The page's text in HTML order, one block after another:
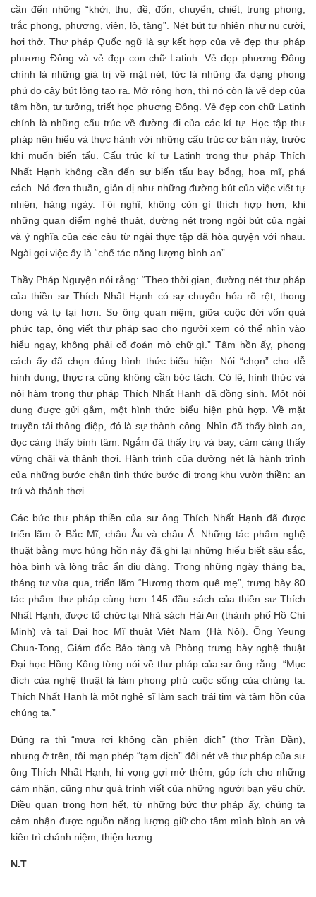
cần đến những “khởi, thu, đề, đốn, chuyển, chiết, trung phong,
trắc phong, phương, viên, lộ, tàng”. Nét bút tự nhiên như nụ cười,
hơi thở. Thư pháp Quốc ngữ là sự kết hợp của vẻ đẹp thư pháp
phương Đông và vẻ đẹp con chữ Latinh. Vẻ đẹp phương Đông
chính là những giá trị về mặt nét, tức là những đa dạng phong
phú do cây bút lông tạo ra. Mở rộng hơn, thì nó còn là vẻ đẹp của
tâm hồn, tư tưởng, triết học phương Đông. Vẻ đẹp con chữ Latinh
chính là những cấu trúc về đường đi của các kí tự. Học tập thư
pháp nên hiểu và thực hành với những cấu trúc cơ bản này, trước
khi muốn biến tấu. Cấu trúc kí tự Latinh trong thư pháp Thích
Nhất Hạnh không cần đến sự biến tấu bay bổng, hoa mĩ, phá
cách. Nó đơn thuần, giản dị như những đường bút của việc viết tự
nhiên, hàng ngày. Tôi nghĩ, không còn gì thích hợp hơn, khi
những quan điểm nghệ thuật, đường nét trong ngòi bút của ngài
và ý nghĩa của các câu từ ngài thực tập đã hòa quyện với nhau.
Ngài gọi việc ấy là “chế tác năng lượng bình an”.
Thầy Pháp Nguyện nói rằng: “Theo thời gian, đường nét thư pháp
của thiền sư Thích Nhất Hạnh có sự chuyển hóa rõ rệt, thong
dong và tự tại hơn. Sư ông quan niệm, giữa cuộc đời vốn quá
phức tạp, ông viết thư pháp sao cho người xem có thể nhìn vào
hiểu ngay, không phải cố đoán mò chữ gì.” Tâm hồn ấy, phong
cách ấy đã chọn đúng hình thức biểu hiện. Nói “chọn” cho dễ
hình dung, thực ra cũng không cần bóc tách. Có lẽ, hình thức và
nội hàm trong thư pháp Thích Nhất Hạnh đã đồng sinh. Một nội
dung được gửi gắm, một hình thức biểu hiện phù hợp. Về mặt
truyền tải thông điệp, đó là sự thành công. Nhìn đã thấy bình an,
đọc càng thấy bình tâm. Ngắm đã thấy trụ và bay, cảm càng thấy
vững chãi và thảnh thơi. Hành trình của đường nét là hành trình
của những bước chân tỉnh thức bước đi trong khu vườn thiền: an
trú và thảnh thơi.
Các bức thư pháp thiền của sư ông Thích Nhất Hạnh đã được
triển lãm ở Bắc Mĩ, châu Âu và châu Á. Những tác phẩm nghệ
thuật bằng mực hùng hồn này đã ghi lại những hiểu biết sâu sắc,
hòa bình và lòng trắc ẩn dịu dàng. Trong những ngày tháng ba,
tháng tư vừa qua, triển lãm “Hương thơm quê mẹ”, trưng bày 80
tác phẩm thư pháp cùng hơn 145 đầu sách của thiền sư Thích
Nhất Hạnh, được tổ chức tại Nhà sách Hải An (thành phố Hồ Chí
Minh) và tại Đại học Mĩ thuật Việt Nam (Hà Nội). Ông Yeung
Chun-Tong, Giám đốc Bảo tàng và Phòng trưng bày nghệ thuật
Đại học Hồng Kông từng nói về thư pháp của sư ông rằng: “Mục
đích của nghệ thuật là làm phong phú cuộc sống của chúng ta.
Thích Nhất Hạnh là một nghệ sĩ làm sạch trái tim và tâm hồn của
chúng ta.”
Đúng ra thì “mưa rơi không cần phiên dịch” (thơ Trần Dần),
nhưng ở trên, tôi mạn phép “tạm dịch” đôi nét về thư pháp của sư
ông Thích Nhất Hạnh, hi vọng gợi mở thêm, góp ích cho những
cảm nhận, cũng như quá trình viết của những người bạn yêu chữ.
Điều quan trọng hơn hết, từ những bức thư pháp ấy, chúng ta
cảm nhận được nguồn năng lượng giữ cho tâm mình bình an và
kiên trì chánh niệm, thiện lương.
N.T